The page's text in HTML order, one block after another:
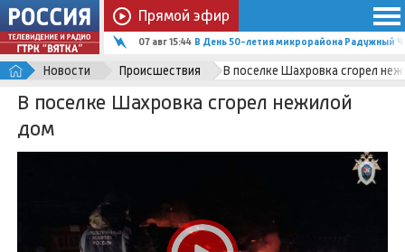
Прямой эфир
07 авг 15:44 В День 50-летия микрорайона Радужный
Новости Происшествия В поселке Шахровка сгорел
В поселке Шахровка сгорел нежилой
дом